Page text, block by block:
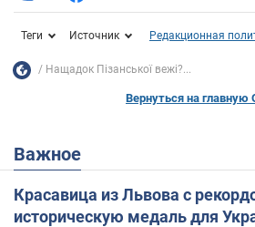
Теги Источник Редакционная
Нащадок Пізанської вежі?...
Вернуться на главную
Важное
Красавица из Львова с
историческую медаль для